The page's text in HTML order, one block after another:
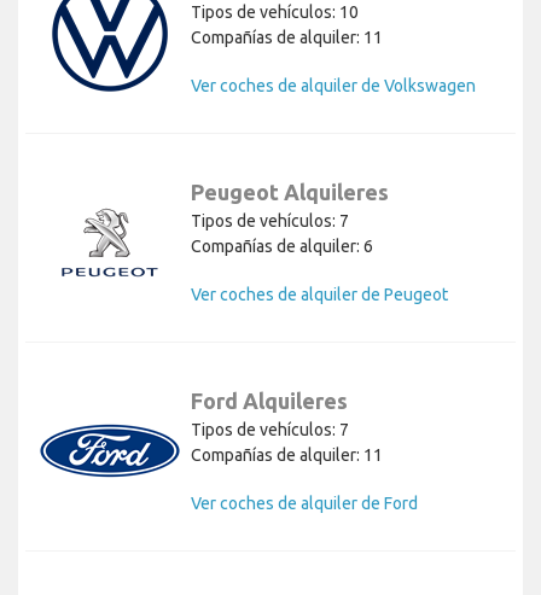
Tipos de vehículos: 10
Compañías de alquiler: 11
Ver coches de alquiler de Volkswagen
Peugeot Alquileres
Tipos de vehículos: 7
Compañías de alquiler: 6
Ver coches de alquiler de Peugeot
Ford Alquileres
Tipos de vehículos: 7
Compañías de alquiler: 11
Ver coches de alquiler de Ford